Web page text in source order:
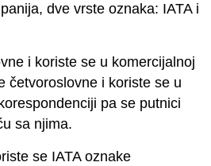
dve vrste oznaka: IATA i
i koriste se u komercijalnoj
četvoroslovne i koriste se u
pa se putnici
sa njima.
se IATA oznake